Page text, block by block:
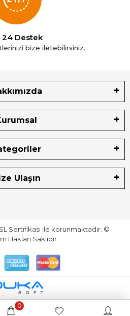
24 Destek
bize iletebilirsiniz.
Ulaşın
Sertifikası ile korunmaktadır. ©
Hakları Saklıdır
0